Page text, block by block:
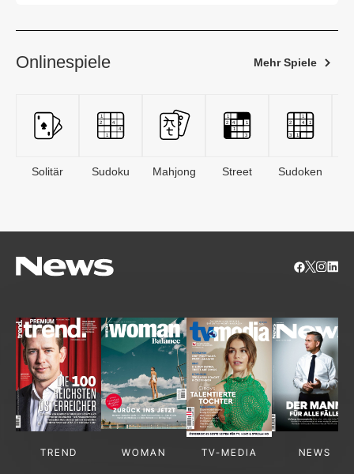
Onlinespiele Mehr Spiele
Solitär Sudoku Mahjong Street Sudoken
TREND WOMAN TV-MEDIA NEWS